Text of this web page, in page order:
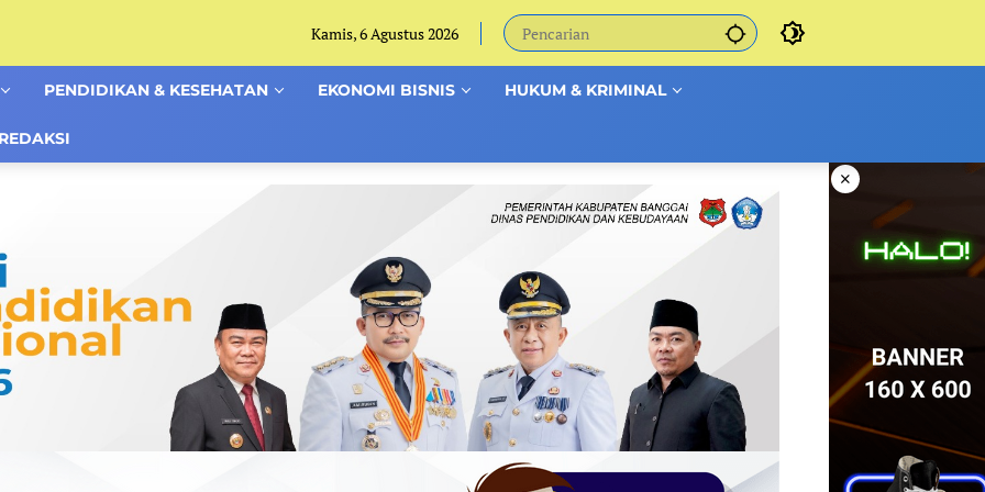
Kamis, 6 Agustus 2026
PENDIDIKAN & KESEHATAN EKONOMI BISNIS HUKUM & KRIMINAL
REDAKSI
×